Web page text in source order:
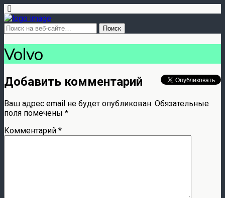
Volvo
Добавить комментарий
Ваш адрес email не будет опубликован. Обязательные
поля помечены *
Комментарий *